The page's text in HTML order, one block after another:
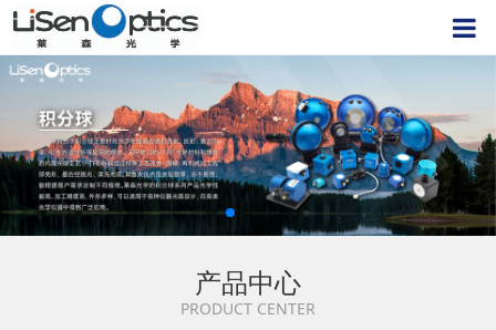
产品中心
PRODUCT CENTER